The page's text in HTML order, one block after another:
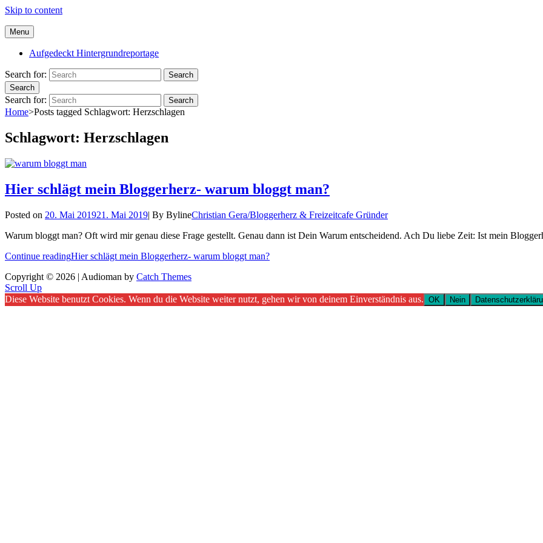
Skip to content
Menu
Aufgedeckt Hintergrundreportage
Search for:
Search
Search
Search for: Search
Home>Posts tagged Schlagwort: Herzschlagen
Schlagwort: Herzschlagen
Hier schlägt mein Bloggerherz- warum bloggt man?
Posted on 20. Mai 201921. Mai 2019| By BylineChristian Gera/Bloggerherz & Freizeitcafe Gründer
Warum bloggt man? Oft wird mir genau diese Frage gestellt. Genau dann ist Dein Warum entscheidend. Ach Du liebe Zeit: Ist mein
Continue readingHier schlägt mein Bloggerherz- warum bloggt man?
Copyright © 2026 | Audioman by Catch Themes
Scroll Up
Diese Website benutzt Cookies. Wenn du die Website weiter nutzt, gehen wir von deinem Einverständnis aus. OK Nein